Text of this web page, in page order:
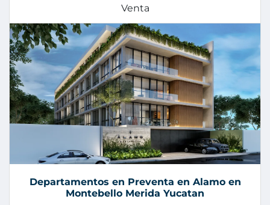
Venta
Departamentos en Preventa en Alamo en
Montebello Merida Yucatan